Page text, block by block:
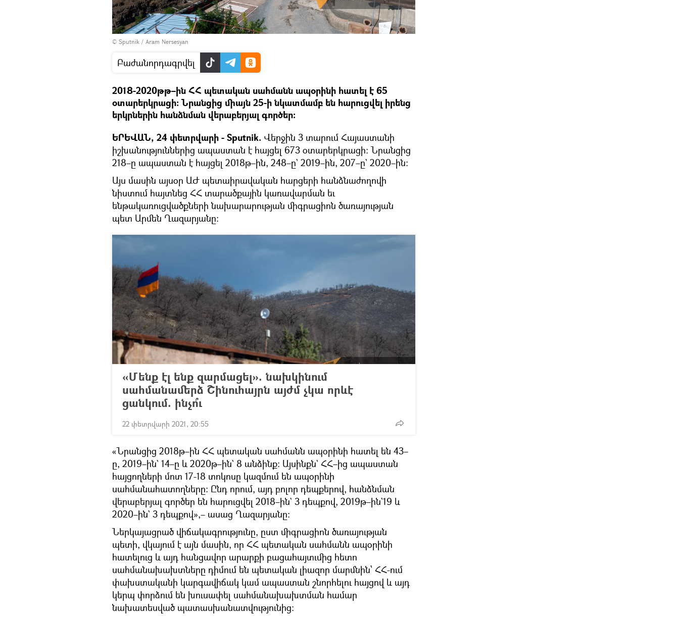
© Sputnik / Aram Nersesyan
Բաժանորդագրվել
2018-2020թթ–ին ՀՀ պետական սահմանն ապօրինի հատել է 65
օտարերկրացի։ Նրանցից միայն 25-ի նկատմամբ են հարուցվել իրենց
երկրներին հանձնման վերաբերյալ գործեր։
ԵՐԵՎԱՆ, 24 փետրվարի - Sputnik. Վերջին 3 տարում Հայաստանի
իշխանություններից ապաստան է հայցել 673 օտարերկրացի։ Նրանցից
218–ը ապաստան է հայցել 2018թ–ին, 248–ը` 2019–ին, 207–ը` 2020–ին։
Այս մասին այսօր ԱԺ պետաիրավական հարցերի հանձնաժողովի
նիստում հայտնեց ՀՀ տարածքային կառավարման եւ
ենթակառուցվածքների նախարարության միգրացիոն ծառայության
պետ Արմեն Ղազարյանը։
«Մենք էլ ենք զարմացել». նախկինում
սահմանամերձ Շինուհայրն այժմ չկա որևէ
ցանկում. ինչո՞ւ
22 փետրվարի 2021, 20:55
«Նրանցից 2018թ–ին ՀՀ պետական սահմանն ապօրինի հատել են 43–
ը, 2019–ին` 14–ը և 2020թ–ին` 8 անձինք։ Այսինքն` ՀՀ–ից ապաստան
հայցողների մոտ 17-18 տոկոսը կազմում են ապօրինի
սահմանահատողները։ Ընդ որում, այդ բոլոր դեպքերով, հանձնման
վերաբերյալ գործեր են հարուցվել 2018–ին` 3 դեպքով, 2019թ–ին`19 և
2020–ին` 3 դեպքով»,– ասաց Ղազարյանը։
Ներկայացրած վիճակագրությունը, ըստ միգրացիոն ծառայության
պետի, վկայում է այն մասին, որ ՀՀ պետական սահմանն ապօրինի
հատելուց և այդ հանցավոր արարքի բացահայտւմից հետո
սահմանախախտները դիմում են պետական լիազոր մարմնին՝ ՀՀ-ում
փախստականի կարգավիճակ կամ ապաստան շնորհելու հայցով և այդ
կերպ փորձում են խուսափել սահմանախախտման համար
նախատեսված պատասխանատվությունից: